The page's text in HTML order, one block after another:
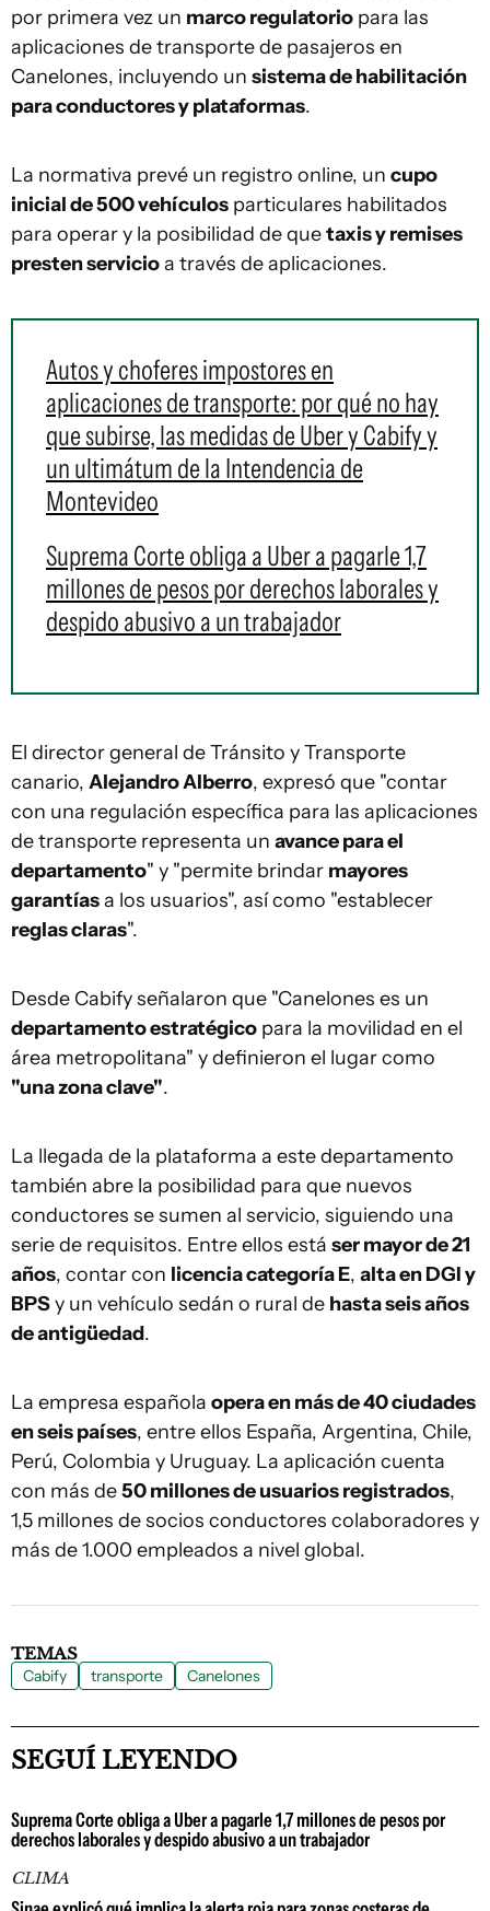
por primera vez un marco regulatorio para las
aplicaciones de transporte de pasajeros en
Canelones, incluyendo un sistema de habilitación
para conductores y plataformas.
La normativa prevé un registro online, un cupo
inicial de 500 vehículos particulares habilitados
para operar y la posibilidad de quetaxis y remises
presten servicioa través de aplicaciones.
Autos y choferes impostores en
aplicaciones de transporte: por qué no hay
que subirse, las medidas de Uber y Cabify y
un ultimátum de la Intendencia de
Montevideo
Suprema Corte obliga a Uber a pagarle 1,7
millones de pesos por derechos laborales y
despido abusivo a un trabajador
El director general de Tránsito y Transporte
canario, Alejandro Alberro, expresó que "contar
con una regulación específica para las aplicaciones
de transporte representa un avance para el
departamento" y "permite brindar mayores
garantíasa los usuarios", así como "establecer
reglas claras".
Desde Cabify señalaron que "Canelones es un
departamento estratégico para la movilidad en el
área metropolitana" y definieron el lugar como
"una zona clave".
La llegada de la plataforma a este departamento
también abre la posibilidad para que nuevos
conductores se sumen al servicio, siguiendo una
serie de requisitos. Entre ellos está ser mayor de 21
años, contar con licencia categoría E, alta en DGI y
BPSy un vehículo sedán o rural de hasta seis años
de antigüedad.
La empresa española opera en más de 40 ciudades
en seis países, entre ellos España, Argentina, Chile,
Perú, Colombia y Uruguay. La aplicación cuenta
con más de50 millones de usuarios registrados,
1,5 millones de socios conductores colaboradores y
más de 1.000 empleados a nivel global.
TEMAS
Cabify transporte Canelones
SEGUÍ LEYENDO
Suprema Corte obliga a Uber a pagarle 1,7 millones de pesos por
derechos laborales y despido abusivo a un trabajador
CLIMA